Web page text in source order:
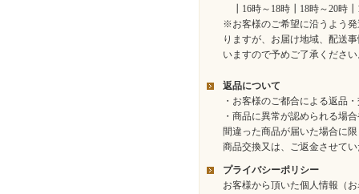
┃16時～18時┃18時～20時
※お客様のご希望に沿うよう
りますが、お届け地域、配送
いますので予めご了承ください
返品について
・お客様のご都合による返品
・商品に異常が認められる場
間違った商品が届いた場合に
商品交換又は、ご返金させて
プライバシーポリシー
お客様から頂いた個人情報（